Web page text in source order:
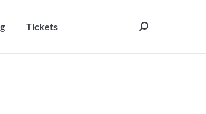
Tickets Search:
Tickets Search: